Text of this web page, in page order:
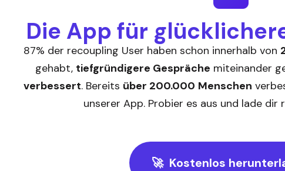
Die App für
87% der recoupling User haben schon innerhalb von
gehabt, tiefgründigere Gespräche miteinander
verbessert. Bereits über 200.000 Menschen
unserer App. Probier es aus und lade dir
🚀 Kostenlos